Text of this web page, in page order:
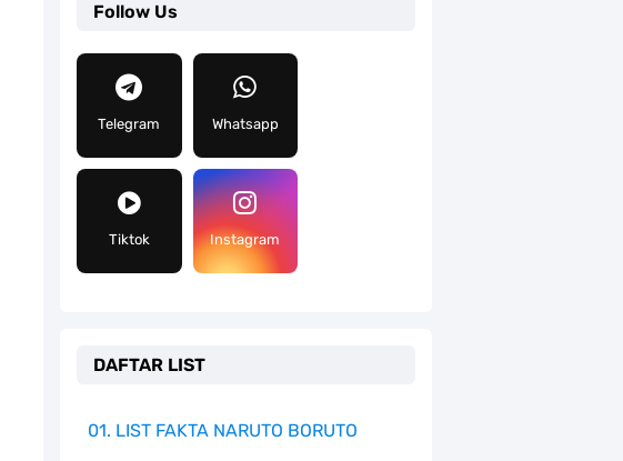
Follow Us
Telegram Whatsapp
Tiktok Instagram
DAFTAR LIST
01. LIST FAKTA NARUTO BORUTO